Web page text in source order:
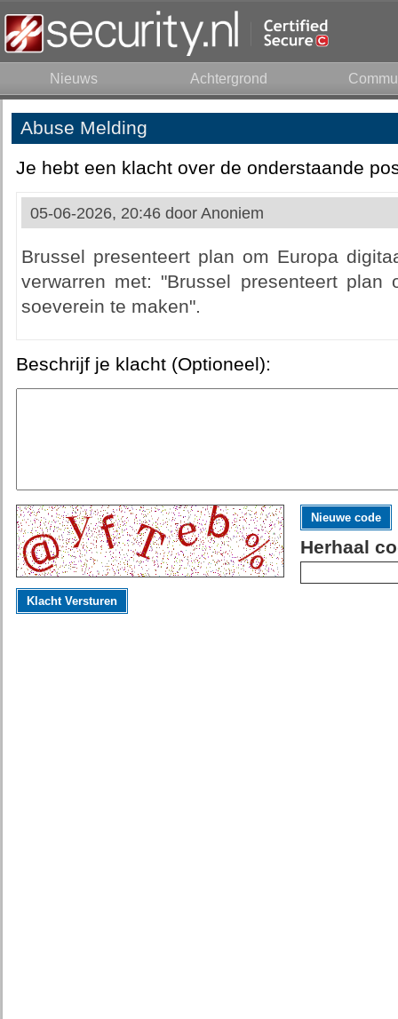
Nieuws Achtergrond
Abuse Melding
Je hebt een klacht over de onderstaande
05-06-2026, 20:46 door Anoniem
Brussel presenteert plan om Europa
verwarren met: "Brussel presenteert plan
soeverein te maken".
Beschrijf je klacht (Optioneel):
Nieuwe code
Herhaal
Klacht Versturen